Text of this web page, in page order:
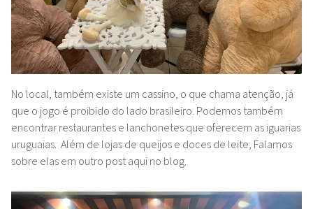
No local, também existe um cassino, o que chama atenção, já
que o jogo é proibido do lado brasileiro. Podemos também
encontrar restaurantes e lanchonetes que oferecem as iguarias
uruguaias. Além de lojas de queijos e doces de leite, Falamos
sobre elas em outro post aqui no blog.